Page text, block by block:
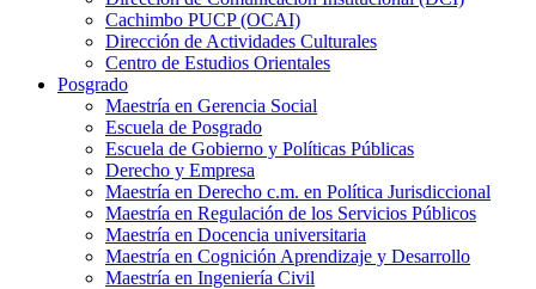
Cachimbo PUCP (OCAI)
Dirección de Actividades Culturales
Centro de Estudios Orientales
Posgrado
Maestría en Gerencia Social
Escuela de Posgrado
Escuela de Gobierno y Políticas Públicas
Derecho y Empresa
Maestría en Derecho c.m. en Política Jurisdiccional
Maestría en Regulación de los Servicios Públicos
Maestría en Docencia universitaria
Maestría en Cognición Aprendizaje y Desarrollo
Maestría en Ingeniería Civil